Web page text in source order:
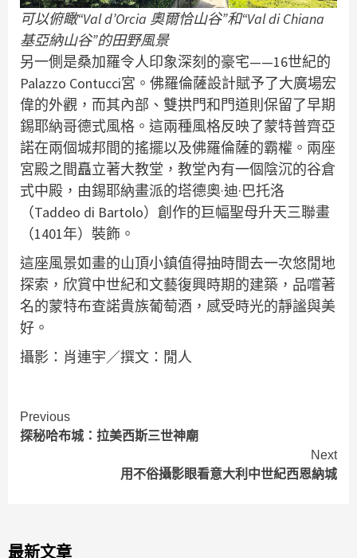
可以俯瞰“Val d’Orcia 奧爾恰山谷”和“Val di Chiana
基亞納山谷”的田野風景
另一側是桑加羅令人印象深刻的豪宅——16世紀的
Palazzo Contucci宮。佛羅倫薩設計賦予了大廣場宏
偉的外觀，而其內部、雙拱門和門道則保留了早期
錫耶納哥德式風格。這兩種風格反映了蒙特普齊亞
諾在兩個城邦間的搖擺以及佛羅倫薩的霸權。兩座
宮殿之間矗立著大教堂，教堂內有一個陰沉的谷倉
式中殿，由錫耶納畫派的塔德奧·迪·巴托洛
（Taddeo di Bartolo）創作的巨幅聖母升天三聯畫
（1401年）裝飾。
這座風景如畫的山頂小鎮值得抽時間去一次悠閒地
探索，欣賞中世紀和文藝復興時期的建築，品嚐著
名的蒙特布查諾貴族葡萄酒，感受時光的靜謐與美
好。
攝影：肖連宇／撰文：閒人
Continue
Reading
Previous
探秘哈布城：拉美西斯三世神廟
Next
用不俗攝影眼看意大利中世紀西恩納城
最新文章